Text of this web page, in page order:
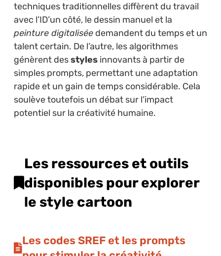
techniques traditionnelles diffèrent du travail
avec l’ID’un côté, le dessin manuel et la
peinture digitaliséedemandent du temps et un
talent certain. De l’autre, les algorithmes
génèrent desstylesinnovants à partir de
simples prompts, permettant une adaptation
rapide et un gain de temps considérable. Cela
soulève toutefois un débat sur l’impact
potentiel sur la créativité humaine.
Les ressources et outils
disponibles pour explorer
le style cartoon
Les codes SREF et les prompts